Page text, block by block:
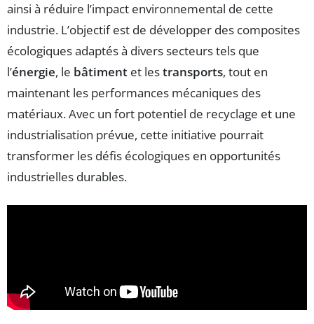
ainsi à réduire l’impact environnemental de cette
industrie. L’objectif est de développer des composites
écologiques adaptés à divers secteurs tels que
l’énergie, le bâtiment et lestransports, tout en
maintenant les performances mécaniques des
matériaux. Avec un fort potentiel de recyclage et une
industrialisation prévue, cette initiative pourrait
transformer les défis écologiques en opportunités
industrielles durables.